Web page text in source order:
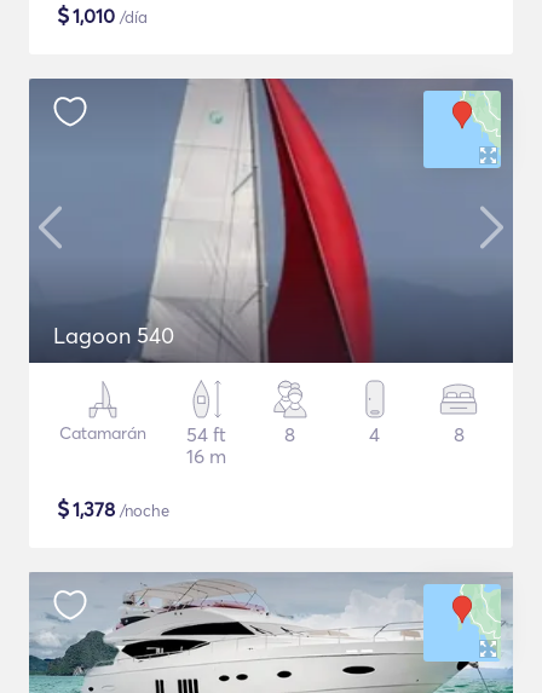
$1,010 /día
Lagoon 540
Catamarán
54 ft
16 m
8 4 8
$1,378 /noche